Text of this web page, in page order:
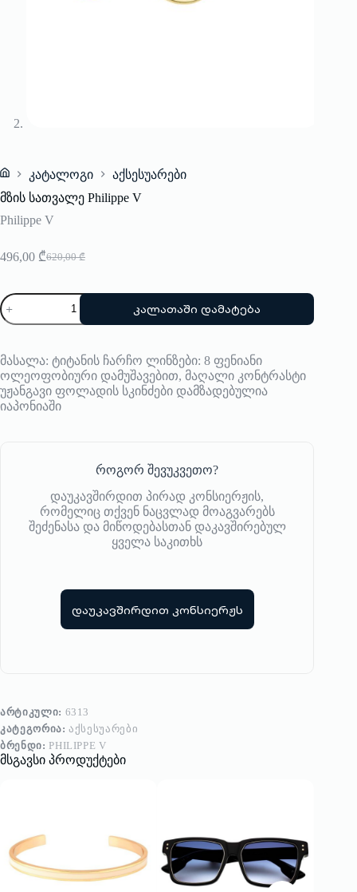
Home
კატალოგი
აქსესუარები
მზის სათვალე Philippe V
Philippe V
620,00₾
Original
was:
620,00 ₾.
496,00 ₾Current
is:
496,00 ₾.
რაოდენობა:
მზის
სათვალე
V
კალათაში დამატება
მასალა: ტიტანის ჩარჩო ლინზები: 8 ფენიანი
ოლეოფობიური დამუშავებით, მაღალი კონტრასტი
უჟანგავი ფოლადის სკინძები დამზადებულია
იაპონიაში
როგორ შევუკვეთო?
დაუკავშირდით პირად კონსიერჟის,
რომელიც თქვენ ნაცვლად მოაგვარებს
შეძენასა და მიწოდებასთან დაკავშირებულ
ყველა საკითხს
დაუკავშირდით კონსიერჟს
ᲐᲠᲢᲘᲙᲣᲚᲘ: 6313
ᲙᲐᲢᲔᲒᲝᲠᲘᲐ:ᲐᲥᲡᲔᲡᲣᲐᲠᲔᲑᲘ
ᲑᲠᲔᲜᲓᲘ: PHILIPPE V
მსგავსი პროდუქტები